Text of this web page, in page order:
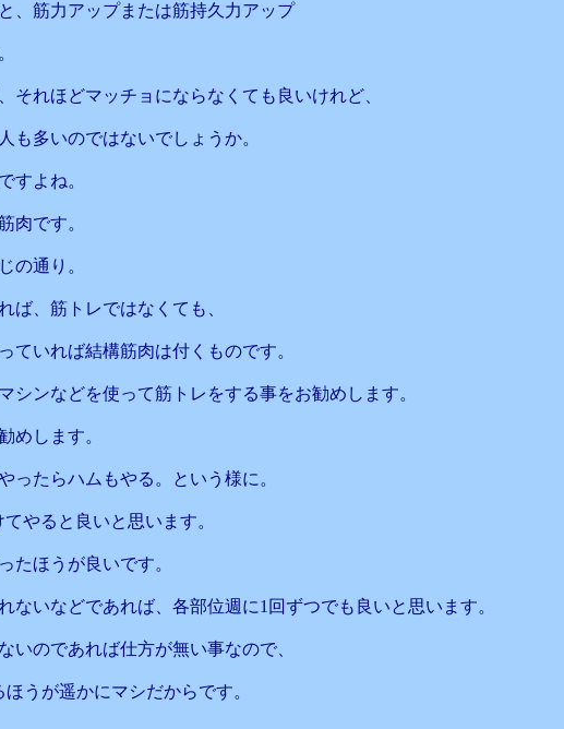
、筋力アップまたは筋持久力アップ
それほどマッチョにならなくても良いけれど、
も多いのではないでしょうか。
すよね。
肉です。
の通り。
ば、筋トレではなくても、
ていれば結構筋肉は付くものです。
シンなどを使って筋トレをする事をお勧めします。
めします。
ったらハムもやる。という様に。
やると良いと思います。
たほうが良いです。
ないなどであれば、各部位週に1回ずつでも良いと思います。
いのであれば仕方が無い事なので、
うが遥かにマシだからです。